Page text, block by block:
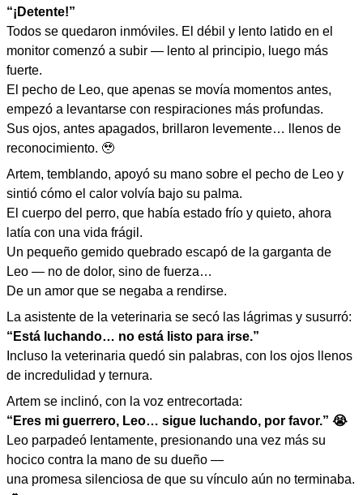
“¡Detente!”
Todos se quedaron inmóviles. El débil y lento latido en el
monitor comenzó a subir — lento al principio, luego más
fuerte.
El pecho de Leo, que apenas se movía momentos antes,
empezó a levantarse con respiraciones más profundas.
Sus ojos, antes apagados, brillaron levemente… llenos de
reconocimiento. 🥹
Artem, temblando, apoyó su mano sobre el pecho de Leo y
sintió cómo el calor volvía bajo su palma.
El cuerpo del perro, que había estado frío y quieto, ahora
latía con una vida frágil.
Un pequeño gemido quebrado escapó de la garganta de
Leo — no de dolor, sino de fuerza…
De un amor que se negaba a rendirse.
La asistente de la veterinaria se secó las lágrimas y susurró:
“Está luchando… no está listo para irse.”
Incluso la veterinaria quedó sin palabras, con los ojos llenos
de incredulidad y ternura.
Artem se inclinó, con la voz entrecortada:
“Eres mi guerrero, Leo… sigue luchando, por favor.” 😭
Leo parpadeó lentamente, presionando una vez más su
hocico contra la mano de su dueño —
una promesa silenciosa de que su vínculo aún no terminaba.